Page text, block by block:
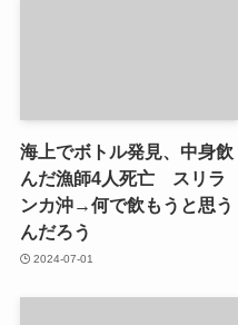
海上でボトル発見、中身飲
んだ漁師4人死亡 スリラ
ンカ沖→何で飲もうと思う
んだろう
2024-07-01